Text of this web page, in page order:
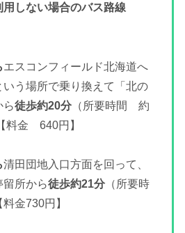
用しない場合のバス路線
エスコンフィールド北海道へ
う場所で乗り換えて「北の
ら徒歩約20分 （所要時間 約
料金 640円】
清田団地入口方面を回って、
留所から徒歩約21分 （所要時
金730円】